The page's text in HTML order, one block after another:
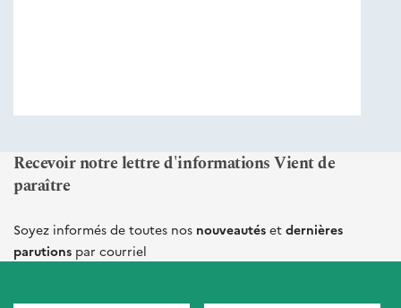
Recevoir notre lettre d'informations Vient de
paraître
Soyez informés de toutes nos nouveautés et dernières
parutions par courriel